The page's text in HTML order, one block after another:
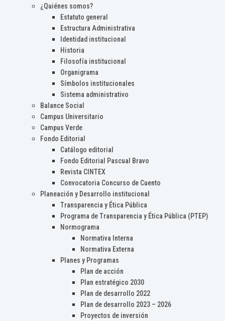
¿Quiénes somos?
Estatuto general
Estructura Administrativa
Identidad institucional
Historia
Filosofía institucional
Organigrama
Símbolos institucionales
Sistema administrativo
Balance Social
Campus Universitario
Campus Verde
Fondo Editorial
Catálogo editorial
Fondo Editorial Pascual Bravo
Revista CINTEX
Convocatoria Concurso de Cuento
Planeación y Desarrollo institucional
Transparencia y Ética Pública
Programa de Transparencia y Ética Pública (PTEP)
Normograma
Normativa Interna
Normativa Externa
Planes y Programas
Plan de acción
Plan estratégico 2030
Plan de desarrollo 2022
Plan de desarrollo 2023 – 2026
Proyectos de inversión